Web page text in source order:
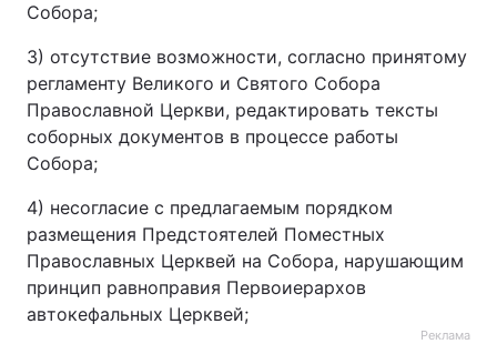
Собора;
3) отсутствие возможности, согласно принятому
регламенту Великого и Святого Собора
Православной Церкви, редактировать тексты
соборных документов в процессе работы
Собора;
4) несогласие с предлагаемым порядком
размещения Предстоятелей Поместных
Православных Церквей на Собора, нарушающим
принцип равноправия Первоиерархов
автокефальных Церквей;
Реклама